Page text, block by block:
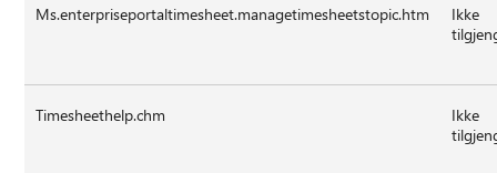
Ms.enterpriseportaltimesheet.managetimesheetstopic.htm
Ikke
Timesheethelp.chm
Ikke